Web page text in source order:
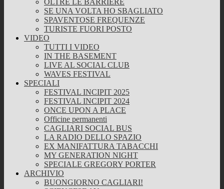
OLTRE LE BARRIERE
SE UNA VOLTA HO SBAGLIATO
SPAVENTOSE FREQUENZE
TURISTE FUORI POSTO
VIDEO
TUTTI I VIDEO
IN THE BASEMENT
LIVE AL SOCIAL CLUB
WAVES FESTIVAL
SPECIALI
FESTIVAL INCIPIT 2025
FESTIVAL INCIPIT 2024
ONCE UPON A PLACE
Officine permanenti
CAGLIARI SOCIAL BUS
LA RADIO DELLO SPAZIO
EX MANIFATTURA TABACCHI
MY GENERATION NIGHT
SPECIALE GREGORY PORTER
ARCHIVIO
BUONGIORNO CAGLIARI!